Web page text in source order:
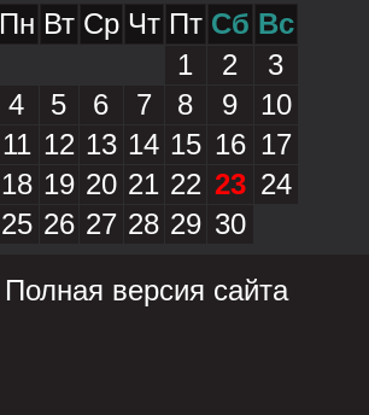
Пн Вт Ср Чт Пт Сб Вс
1
2
3
4
5 6 7 8 9
10
11 12 13 14 15 16 17
18 19 20 21 22 23 24
25 26 27 28 29 30
Полная версия сайта